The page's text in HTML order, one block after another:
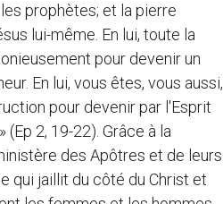
prophètes; et la pierre
lui-même. En lui, toute la
pour devenir un
En lui, vous êtes, vous aussi,
pour devenir par l'Esprit
(Ep 2, 19-22). Grâce à la
des Apôtres et de leurs
qui jaillit du côté du Christ et